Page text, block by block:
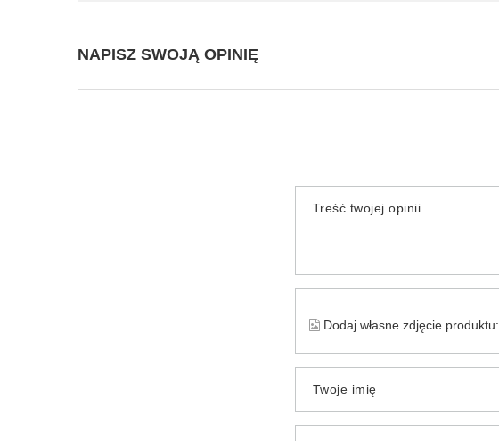
NAPISZ SWOJĄ OPINIĘ
Treść twojej opinii
Dodaj własne zdjęcie produktu:
Twoje imię